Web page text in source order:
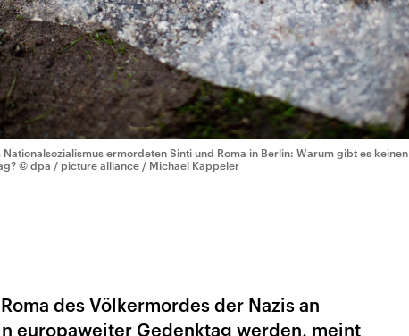
ermordeten Sinti und Roma in Berlin: Warum gibt es keinen
© dpa / picture alliance / Michael Kappeler
des Völkermordes der Nazis an
europaweiter Gedenktag werden, meint